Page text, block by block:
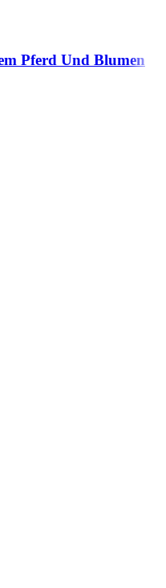
Pferd Und Blumen